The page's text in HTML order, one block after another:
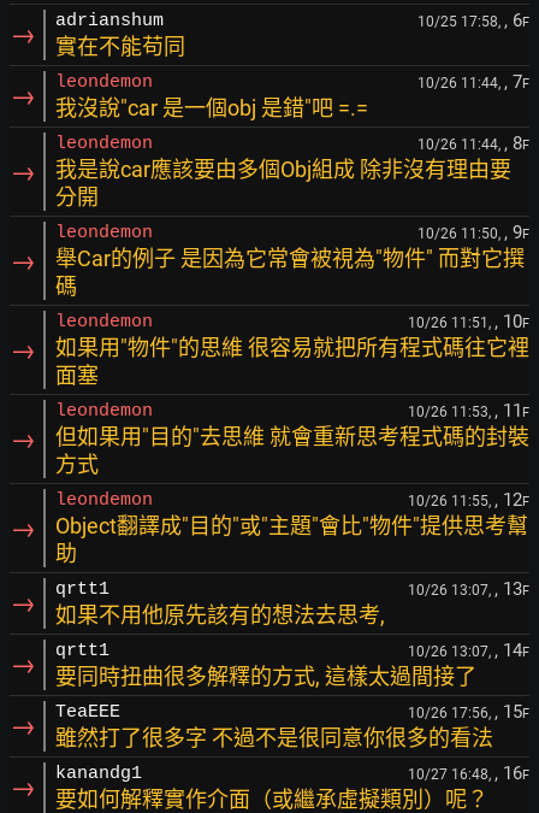
→ adrianshum 10/25 17:58, , 6F
實在不能苟同
→ leondemon 10/26 11:44, , 7F
我沒說"car 是一個obj 是錯"吧 =.=
→
leondemon 10/26 11:44, , 8F
我是說car應該要由多個Obj組成 除非沒有理由要
分開
→
leondemon 10/26 11:50, , 9F
舉Car的例子 是因為它常會被視為"物件" 而對它撰
碼
→
leondemon 10/26 11:51, , 10F
如果用"物件"的思維 很容易就把所有程式碼往它裡
面塞
→
leondemon 10/26 11:53, , 11 F
但如果用"目的"去思維 就會重新思考程式碼的封裝
方式
→
leondemon 10/26 11:55, , 12F
Object翻譯成"目的"或"主題"會比"物件"提供思考幫
助
→ qrtt1 10/26 13:07, , 13F
如果不用他原先該有的想法去思考,
→ qrtt1 10/26 13:07, , 14F
要同時扭曲很多解釋的方式, 這樣太過間接了
→ TeaEEE 10/26 17:56, , 15F
雖然打了很多字 不過不是很同意你很多的看法
→ kanandg1 10/27 16:48, , 16F
要如何解釋實作介面（或繼承虛擬類別）呢？